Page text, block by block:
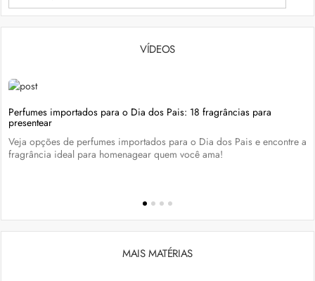
VÍDEOS
Perfumes importados para o Dia dos Pais: 18 fragrâncias para
presentear
Veja opções de perfumes importados para o Dia dos Pais e encontre a
fragrância ideal para homenagear quem você ama!
MAIS MATÉRIAS